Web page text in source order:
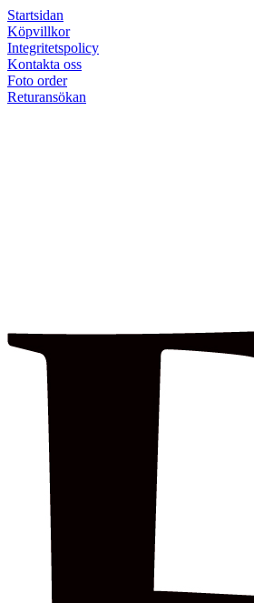
Startsidan
Köpvillkor
Integritetspolicy
Kontakta oss
Foto order
Returansökan